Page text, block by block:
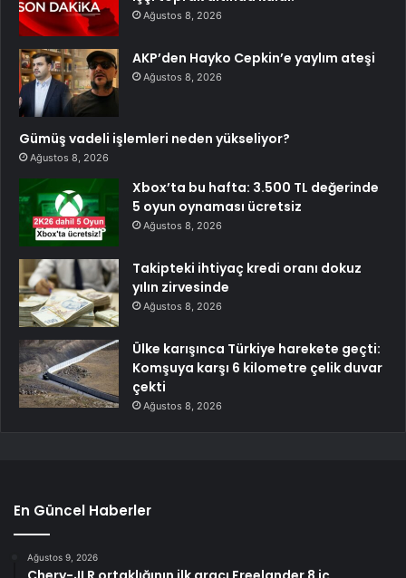
Ağustos 8, 2026
AKP’den Hayko Cepkin’e yaylım ateşi
Ağustos 8, 2026
Gümüş vadeli işlemleri neden yükseliyor?
Ağustos 8, 2026
Xbox’ta bu hafta: 3.500 TL değerinde
5 oyun oynaması ücretsiz
Ağustos 8, 2026
Takipteki ihtiyaç kredi oranı dokuz
yılın zirvesinde
Ağustos 8, 2026
Ülke karışınca Türkiye harekete geçti:
Komşuya karşı 6 kilometre çelik duvar
çekti
Ağustos 8, 2026
En Güncel Haberler
Ağustos 9, 2026